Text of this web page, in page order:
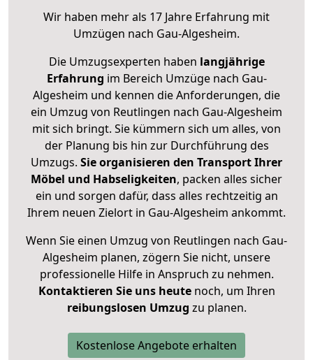
Wir haben mehr als 17 Jahre Erfahrung mit
Umzügen nach Gau-Algesheim.
Die Umzugsexperten haben langjährige
Erfahrung im Bereich Umzüge nach Gau-
Algesheim und kennen die Anforderungen, die
ein Umzug von Reutlingen nach Gau-Algesheim
mit sich bringt. Sie kümmern sich um alles, von
der Planung bis hin zur Durchführung des
Umzugs. Sie organisieren den Transport Ihrer
Möbel und Habseligkeiten, packen alles sicher
ein und sorgen dafür, dass alles rechtzeitig an
Ihrem neuen Zielort in Gau-Algesheim ankommt.
Wenn Sie einen Umzug von Reutlingen nach Gau-
Algesheim planen, zögern Sie nicht, unsere
professionelle Hilfe in Anspruch zu nehmen.
Kontaktieren Sie uns heutenoch, um Ihren
reibungslosen Umzug zu planen.
Kostenlose Angebote erhalten